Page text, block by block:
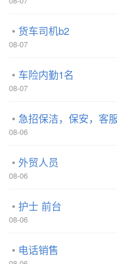
货车司机b2
08-07
车险内勤1名
08-07
急招保洁，保安，客
08-06
外贸人员
08-06
护士 前台
08-06
电话销售